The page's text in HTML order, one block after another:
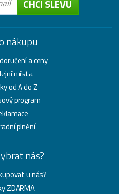
CHCI SLEVU
nákupu
a ceny
místa
od A do Z
program
plnění
nás?
u nás?
ZDARMA